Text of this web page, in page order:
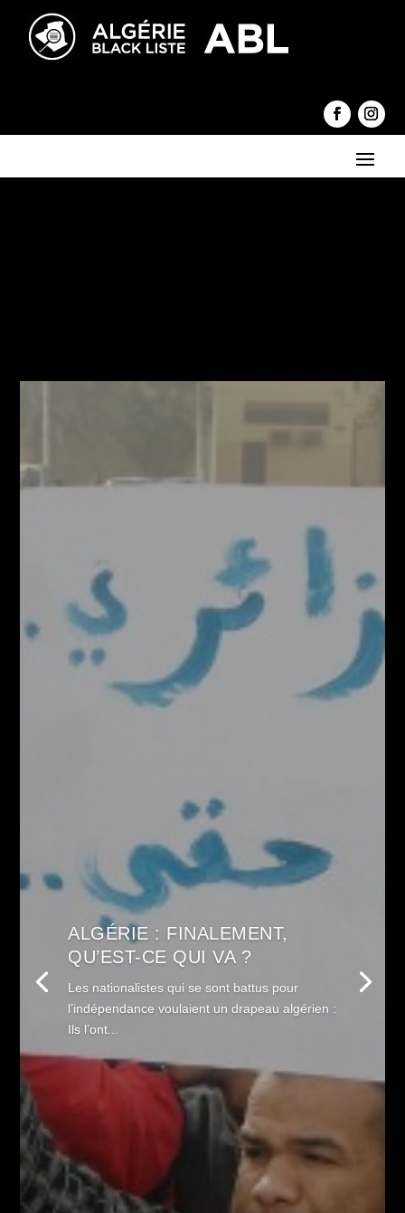
ALGÉRIE : FINALEMENT,
QU’EST-CE QUI VA ?
Les nationalistes qui se sont battus pour
l’indépendance voulaient un drapeau algérien :
Ils l’ont...